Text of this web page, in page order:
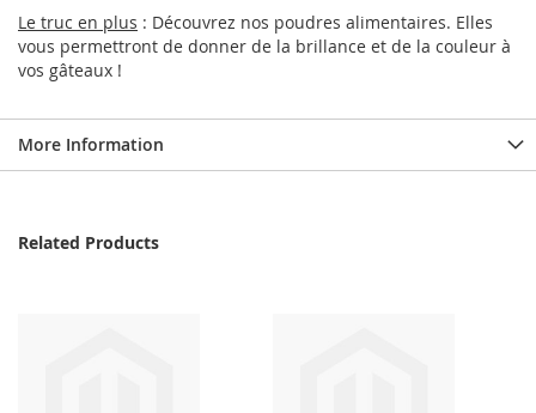
Le truc en plus : Découvrez nos poudres alimentaires. Elles
vous permettront de donner de la brillance et de la couleur à
vos gâteaux !
More Information
Related Products